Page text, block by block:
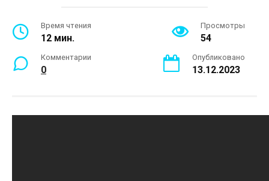
Время чтения
12 мин.
Просмотры
54
Комментарии
0
Опубликовано
13.12.2023